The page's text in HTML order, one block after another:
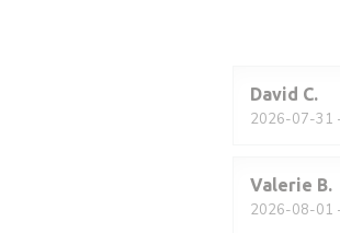
David C
2026-07-31
Valerie B
2026-08-01